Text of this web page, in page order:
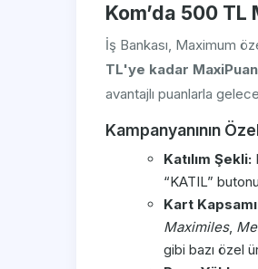
Kom’da 500 TL
İş Bankası, Maximum
TL'ye kadar MaxiPuan
avantajlı puanlarla
Kampanyanının
Katılım Şekli:
“KATIL”
Kart
Maximiles,
gibi bazı özel